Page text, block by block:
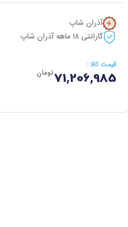
آذران شاپ
گارانتی ۱۸ ماهه آذران شاپ
قیمت کالا :
71,206,985تومان